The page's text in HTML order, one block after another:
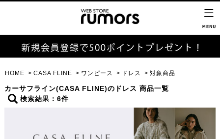
HOME CASA FLINE ワンピース ドレス 対象商品
カーサフライン(CASA FLINE)のドレス 商品一覧
検索結果：6件